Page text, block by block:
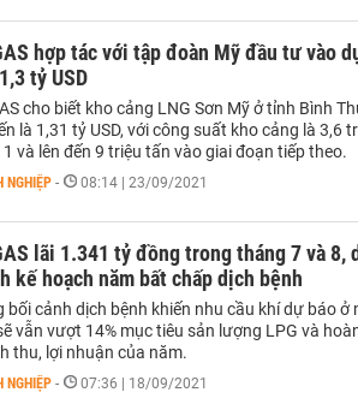
hợp tác với tập đoàn Mỹ đầu tư vào
tỷ USD
cho biết kho cảng LNG Sơn Mỹ ở tỉnh Bình
là 1,31 tỷ USD, với công suất kho cảng là 3,6
và lên đến 9 triệu tấn vào giai đoạn tiếp theo.
NGHIỆP - 08:14 | 23/09/2021
lãi 1.341 tỷ đồng trong tháng 7 và 8,
kế hoạch năm bất chấp dịch bệnh
bối cảnh dịch bệnh khiến nhu cầu khí dự báo ở
vẫn vượt 14% mục tiêu sản lượng LPG và
thu, lợi nhuận của năm.
NGHIỆP - 07:36 | 18/09/2021